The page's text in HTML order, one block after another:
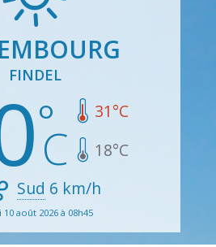
FINDEL
31°C
18°C
Sud 6 km/h
10 août 2026 à 08h45